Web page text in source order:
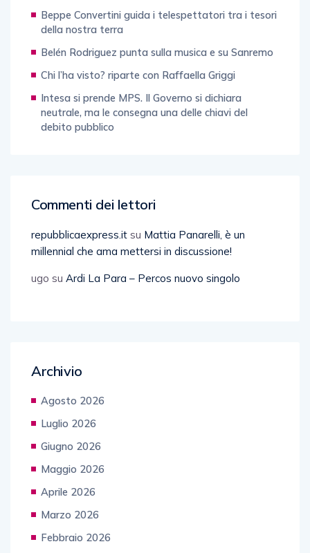
Beppe Convertini guida i telespettatori tra i tesori
della nostra terra
Belén Rodriguez punta sulla musica e su Sanremo
Chi l’ha visto? riparte con Raffaella Griggi
Intesa si prende MPS. Il Governo si dichiara
neutrale, ma le consegna una delle chiavi del
debito pubblico
Commenti dei lettori
repubblicaexpress.it su Mattia Panarelli, è un
millennial che ama mettersi in discussione!
ugo su Ardi La Para – Percos nuovo singolo
Archivio
Agosto 2026
Luglio 2026
Giugno 2026
Maggio 2026
Aprile 2026
Marzo 2026
Febbraio 2026